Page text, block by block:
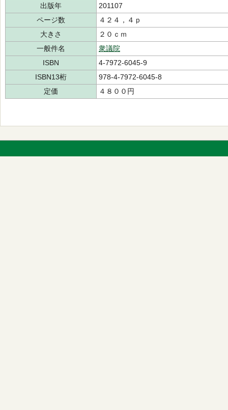
出版年
201107
ページ数
４２４，４ｐ
大きさ
２０ｃｍ
一般件名
衆議院
ISBN
4-7972-6045-9
ISBN13桁
978-4-7972-6045-8
定価
４８００円